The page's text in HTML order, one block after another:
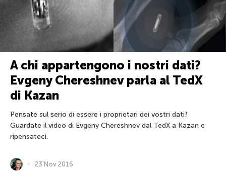
A chi appartengono i nostri dati?
Evgeny Chereshnev parla al TedX
di Kazan
Pensate sul serio di essere i proprietari dei vostri dati?
Guardate il video di Evgeny Chereshnev dal TedX a Kazan e
ripensateci.
23 Nov 2016